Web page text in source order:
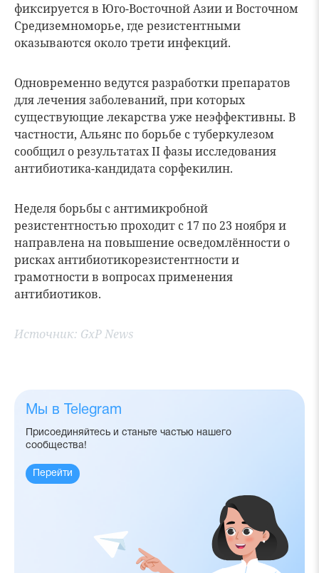
фиксируется в Юго-Восточной Азии и Восточном
Средиземноморье, где резистентными
оказываются около трети инфекций.
Одновременно ведутся разработки препаратов
для лечения заболеваний, при которых
существующие лекарства уже неэффективны. В
частности, Альянс по борьбе с туберкулезом
сообщил о результатах II фазы исследования
антибиотика-кандидата сорфекилин.
Неделя борьбы с антимикробной
резистентностью проходит с 17 по 23 ноября и
направлена на повышение осведомлённости о
рисках антибиотикорезистентности и
грамотности в вопросах применения
антибиотиков.
Источник: GxP News
Мы в Telegram
Присоединяйтесь и станьте частью нашего
сообщества!
Перейти